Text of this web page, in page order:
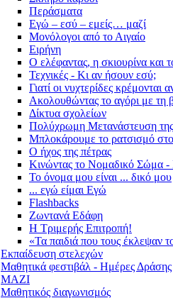
Περάσματα
Εγώ – εσύ – εμείς… μαζί
Μονόλογοι από το Αιγαίο
Ειρήνη
Ο ελέφαντας, η σκιουρίνα και
Τεχνικές - Κι αν ήσουν εσύ;
Γιατί οι νυχτερίδες κρέμονται
Ακολουθώντας το αγόρι με τη
Δίκτυα σχολείων
Πολύχρωμη Μετανάστευση
Μπλοκάρουμε το ρατσισμό
Ο ήχος της πέτρας
Κινώντας το Νομαδικό Σώμα -
Το όνομα μου είναι ... δικό μου
... εγώ είμαι Εγώ
Flashbacks
Ζωντανά Εδάφη
Η Τριμερής Επιτροπή!
«Τα παιδιά που τους έκλεψαν
Εκπαίδευση στελεχών
Μαθητικά φεστιβάλ - Ημέρες Δράσης
ΜΑΖΙ
Μαθητικός διαγωνισμός